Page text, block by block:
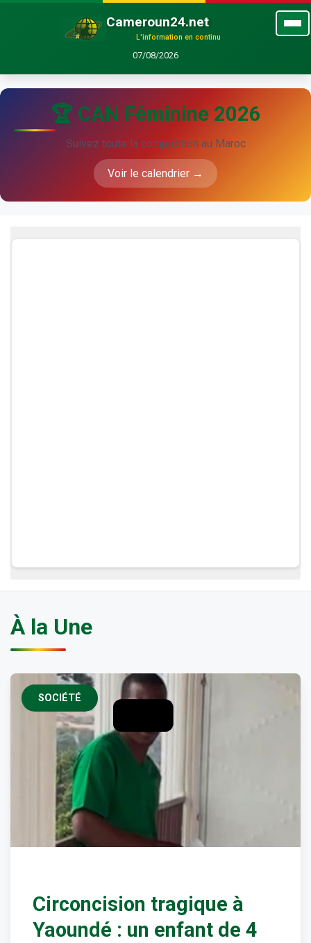
Cameroun24.net
L'information en continu
07/08/2026
🏆 CAN Féminine 2026
Suivez toute la compétition au Maroc
Voir le calendrier →
À la Une
SOCIÉTÉ
Circoncision tragique à
Yaoundé : un enfant de 4